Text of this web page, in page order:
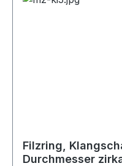
Filzring,
Durchmesser